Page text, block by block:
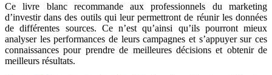
Ce livre blanc recommande aux professionnels du marketing
d’investir dans des outils qui leur permettront de réunir les données
de différentes sources. Ce n’est qu’ainsi qu’ils pourront mieux
analyser les performances de leurs campagnes et s’appuyer sur ces
connaissances pour prendre de meilleures décisions et obtenir de
meilleurs résultats.